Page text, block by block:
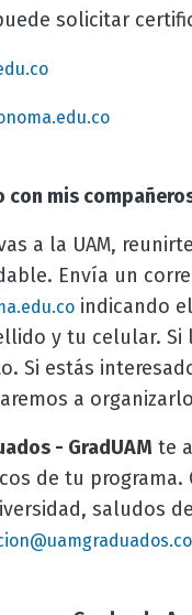
solicitar
mis
a la UAM,
Envía un
indicando
y tu celular.
Si estás
a
- GradUAM te
de tu
saludos